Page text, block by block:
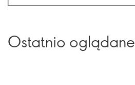
Ostatnio oglądane